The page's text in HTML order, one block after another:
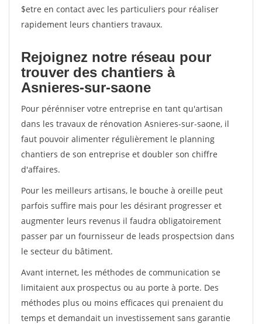
$etre en contact avec les particuliers pour réaliser
rapidement leurs chantiers travaux.
Rejoignez notre réseau pour
trouver des chantiers à
Asnieres-sur-saone
Pour pérénniser votre entreprise en tant qu'artisan
dans les travaux de rénovation Asnieres-sur-saone, il
faut pouvoir alimenter régulièrement le planning
chantiers de son entreprise et doubler son chiffre
d'affaires.
Pour les meilleurs artisans, le bouche à oreille peut
parfois suffire mais pour les désirant progresser et
augmenter leurs revenus il faudra obligatoirement
passer par un fournisseur de leads prospectsion dans
le secteur du bâtiment.
Avant internet, les méthodes de communication se
limitaient aux prospectus ou au porte à porte. Des
méthodes plus ou moins efficaces qui prenaient du
temps et demandait un investissement sans garantie